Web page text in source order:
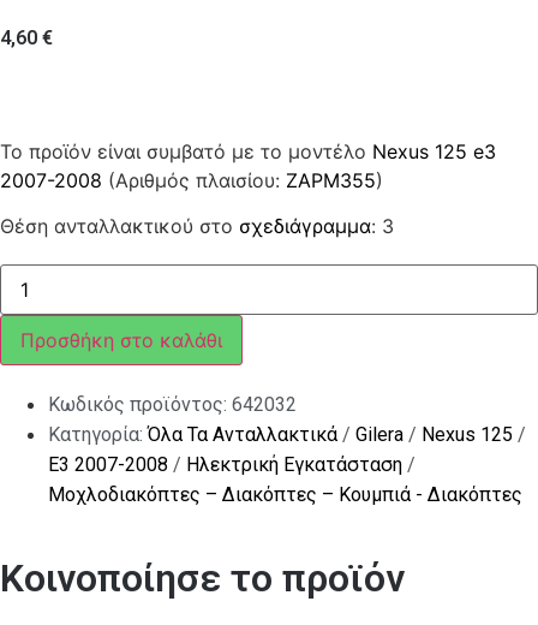
4,60 €
Το προϊόν είναι συμβατό με το μοντέλο Nexus 125 e3
2007-2008 (Αριθμός πλαισίου: ZAPM355)
Θέση ανταλλακτικού στο σχεδιάγραμμα: 3
ΒΑΛΒΙΔΑ
ΜΑΝ
ΣΤΟΠ-
ΜΙΖΑ
SCOOTER
(ΦΙΣ)
Προσθήκη στο καλάθι
Κωδικός προϊόντος: 642032
Κατηγορία:Όλα Τα Ανταλλακτικά/ Gilera / Nexus 125 /
E3 2007-2008 / Ηλεκτρική Εγκατάσταση /
Μοχλοδιακόπτες – Διακόπτες – Κουμπιά - Διακόπτες
Κοινοποίησε το προϊόν